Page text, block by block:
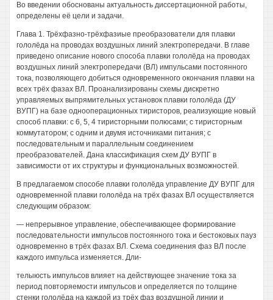
Во введении обоснованы актуальность диссертационной работы,
определены её цели и задачи.
Глава 1. Трёхфазно-трёхфазиые преобразователи для плавки
гололёда на проводах воздушных линий электропередачи. В главе
приведено описание нового способа плавки гололёда на проводах
воздушных линий электропередачи (ВЛ) импульсами постоянного
тока, позволяющего добиться одновременного окончания плавки на
всех трёх фазах ВЛ. Проанализированы схемы дискретно
управляемых выпрямительных установок плавки гололёда (ДУ
ВУПГ) на базе однооперационных тиристоров, реализующие новый
способ плавки: с 6, 5, 4 тиристорными полюсами; с тиристорным
коммутатором; с одним и двумя источниками питания; с
последовательным и параллельным соединением
преобразователей. Дана классификация схем ДУ ВУПГ в
зависимости от их структуры и функциональных возможностей.
В предлагаемом способе плавки гололёда управление ДУ ВУПГ для
одновременной плавки гололёда на трёх фазах ВЛ осуществляется
следующим образом:
— непрерывное управление, обеспечивающее формирование
последовательности импульсов постоянного тока и бестоковых пауз
одновременно в трёх фазах ВЛ. Схема соединения фаз ВЛ после
каждого импульса изменяется. Дли-
телыюсть импульсов влияет на действующее значение тока за
период повторяемости импульсов и определяется по толщине
стенки гололёда на каждой из трёх фаз воздушной линии и